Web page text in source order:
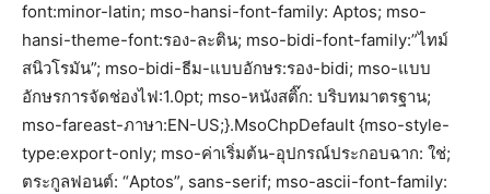
font:minor-latin; mso-hansi-font-family: Aptos; mso-
hansi-theme-font:รอง-ละติน; mso-bidi-font-family:”ไทม์
สนิวโรมัน”; mso-bidi-ธีม-แบบอักษร:รอง-bidi; mso-แบบ
อักษรการจัดช่องไฟ:1.0pt; mso-หนังสติ๊ก: บริบทมาตรฐาน;
mso-fareast-ภาษา:EN-US;}.MsoChpDefault {mso-style-
type:export-only; mso-ค่าเริ่มต้น-อุปกรณ์ประกอบฉาก: ใช่;
ตระกูลฟอนต์: “Aptos”, sans-serif; mso-ascii-font-family: